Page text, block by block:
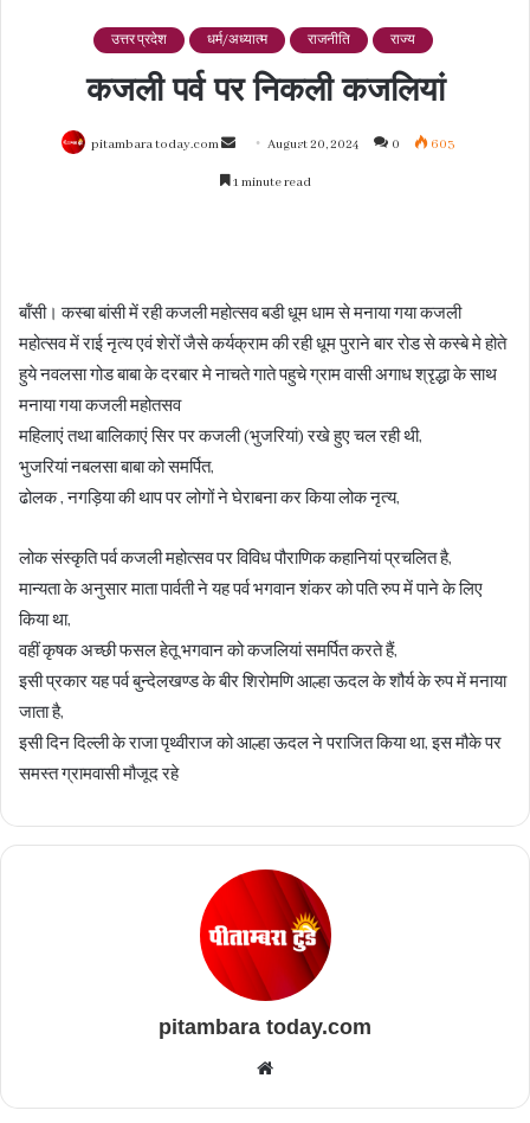
उत्तर प्रदेश धर्म/अध्यात्म राजनीति राज्य
कजली पर्व पर निकली कजलियां
pitambara today.com
Send August 20, 2024 0 603
1 minute read
बॉंसी। कस्बा बांसी में रही कजली महोत्सव बडी धूम धाम से मनाया गया कजली
महोत्सव में राई नृत्य एवं शेरों जैसे कर्यक्राम की रही धूम पुराने बार रोड से कस्बे मे होते
हुये नवलसा गोड बाबा के दरबार मे नाचते गाते पहुचे ग्राम वासी अगाध श्रृद्धा के साथ
मनाया गया कजली महोतसव
महिलाएं तथा बालिकाएं सिर पर कजली (भुजरियां) रखे हुए चल रही थी,
भुजरियां नबलसा बाबा को समर्पित,
ढोलक , नगड़िया की थाप पर लोगों ने घेराबना कर किया लोक नृत्य,
लोक संस्कृति पर्व कजली महोत्सव पर विविध पौराणिक कहानियां प्रचलित है,
मान्यता के अनुसार माता पार्वती ने यह पर्व भगवान शंकर को पति रुप में पाने के लिए
किया था,
वहीं कृषक अच्छी फसल हेतू भगवान को कजलियां समर्पित करते हैं,
इसी प्रकार यह पर्व बुन्देलखण्ड के बीर शिरोमणि आल्हा ऊदल के शौर्य के रुप में मनाया
जाता है,
इसी दिन दिल्ली के राजा पृथ्वीराज को आल्हा ऊदल ने पराजित किया था, इस मौके पर
समस्त ग्रामवासी मौजूद रहे
pitambara today.com
Website